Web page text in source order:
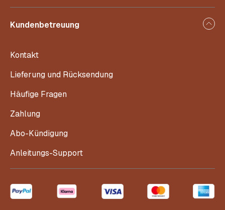
Kundenbetreuung
Kontakt
Lieferung und Rücksendung
Häufige Fragen
Zahlung
Abo-Kündigung
Anleitungs-Support